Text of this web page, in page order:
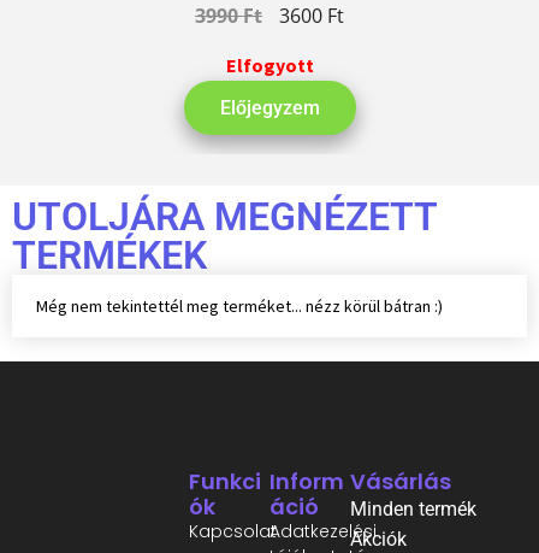
3990Ft 3600 Ft
Elfogyott
Előjegyzem
UTOLJÁRA MEGNÉZETT
TERMÉKEK
Még nem tekintettél meg terméket... nézz körül bátran :)
Inform
Áció
Adatkezelési
Funkci
Ók
Kapcsolat
Vásárlás
Minden termék
Akciók